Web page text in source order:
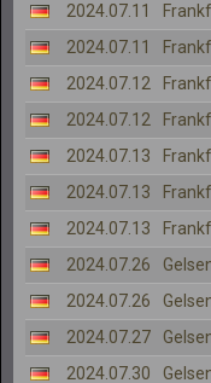
2024.07.11
2024.07.11
2024.07.12
2024.07.12
2024.07.13
2024.07.13
2024.07.13
2024.07.26
2024.07.26
2024.07.27
2024.07.30